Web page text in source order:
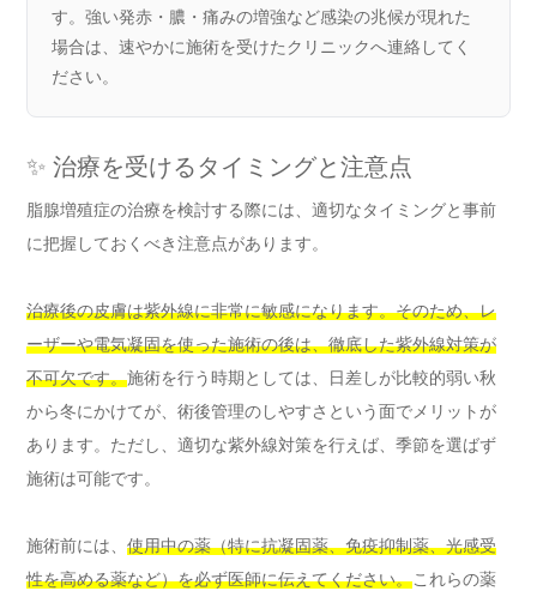
す。強い発赤・膿・痛みの増強など感染の兆候が現れた
場合は、速やかに施術を受けたクリニックへ連絡してく
ださい。
✨ 治療を受けるタイミングと注意点
脂腺増殖症の治療を検討する際には、適切なタイミングと事前
に把握しておくべき注意点があります。
治療後の皮膚は紫外線に非常に敏感になります。そのため、レ
ーザーや電気凝固を使った施術の後は、徹底した紫外線対策が
不可欠です。施術を行う時期としては、日差しが比較的弱い秋
から冬にかけてが、術後管理のしやすさという面でメリットが
あります。ただし、適切な紫外線対策を行えば、季節を選ばず
施術は可能です。
施術前には、 使用中の薬（特に抗凝固薬、免疫抑制薬、光感受
性を高める薬など）を必ず医師に伝えてください。これらの薬